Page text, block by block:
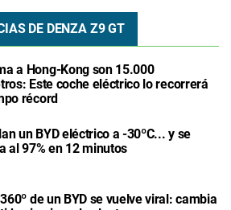
DE DENZA Z9 GT
a Hong-Kong son 15.000
Este coche eléctrico lo recorrerá
récord
un BYD eléctrico a -30ºC... y se
al 97% en 12 minutos
de un BYD se vuelve viral: cambia